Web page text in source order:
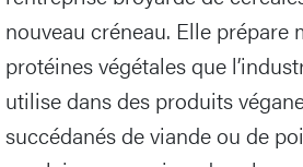
nouveau créneau. Elle prépare
protéines végétales que
utilise dans des produits
succédanés de viande ou de